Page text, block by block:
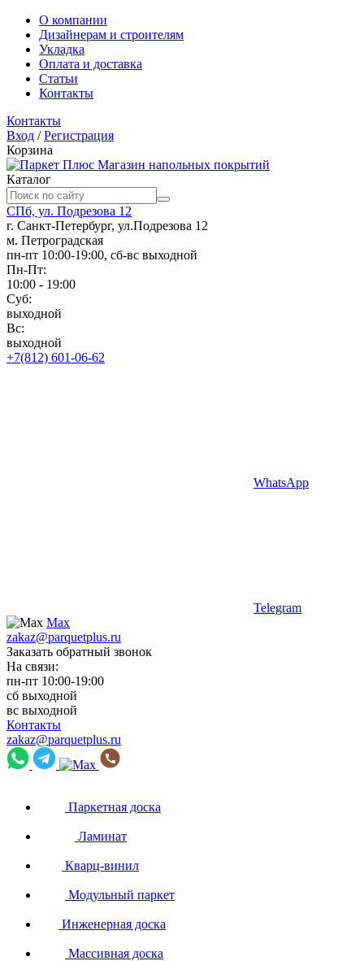
О компании
Дизайнерам и строителям
Укладка
Оплата и доставка
Статьи
Контакты
Контакты
Вход /Регистрация
Корзина
Магазин напольных покрытий
Каталог
СПб, ул. Подрезова 12
г. Санкт-Петербург, ул.Подрезова 12
м. Петроградская
пн-пт 10:00-19:00, сб-вс выходной
Пн-Пт:
10:00 - 19:00
Суб:
выходной
Вс:
выходной
+7(812) 601-06-62
WhatsApp
Telegram
Max
zakaz@parquetplus.ru
Заказать обратный звонок
На связи:
пн-пт 10:00-19:00
сб выходной
вс выходной
Контакты
zakaz@parquetplus.ru
Паркетная доска
Ламинат
Кварц-винил
Модульный паркет
Инженерная доска
Массивная доска